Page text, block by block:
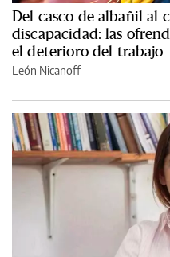
Del casco de albañil al
discapacidad: las
el deterioro del trabajo
León Nicanoff